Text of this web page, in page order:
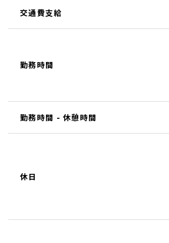
交通費支給
勤務時間
勤務時間 - 休憩時間
休日